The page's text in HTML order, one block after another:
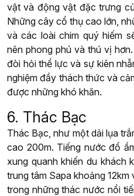
vật và động vật đặc trưng
Những cây cổ thụ cao lớn,
và các loài chim quý hiếm
nên phong phú và thú vị
đòi hỏi thể lực và sự kiên
nghiệm đầy thách thức và
được những khó khăn.
6. Thác Bạc
Thác Bạc, như một dải lụa
cao 200m. Tiếng nước đổ
xung quanh khiến du khách
trung tâm Sapa khoảng
trong những thác nước nổi